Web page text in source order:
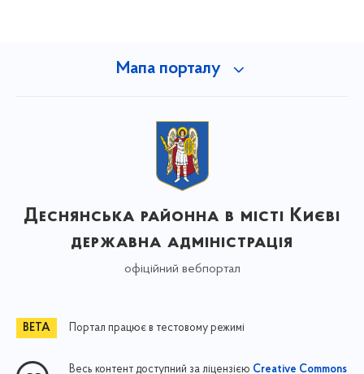
Мапа порталу
Деснянська районна в місті Києві
державна адміністрація
офіційний вебпортал
Портал працює в тестовому режимі
Весь контент доступний за ліцензією Creative Commons